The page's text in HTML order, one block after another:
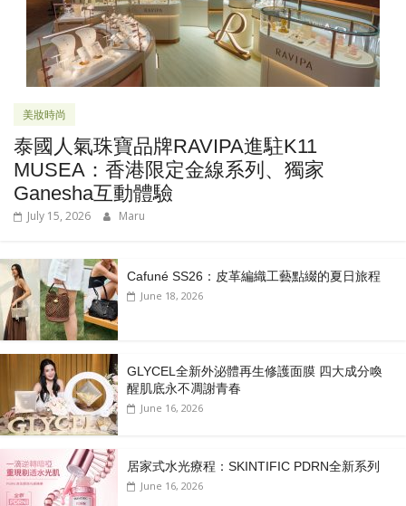
美妝時尚
泰國人氣珠寶品牌RAVIPA進駐K11
MUSEA：香港限定金線系列、獨家
Ganesha互動體驗
July 15, 2026 Maru
Cafuné SS26：皮革編織工藝點綴的夏日旅程
June 18, 2026
GLYCEL全新外泌體再生修護面膜 四大成分喚
醒肌底永不凋謝青春
June 16, 2026
居家式水光療程：SKINTIFIC PDRN全新系列
June 16, 2026